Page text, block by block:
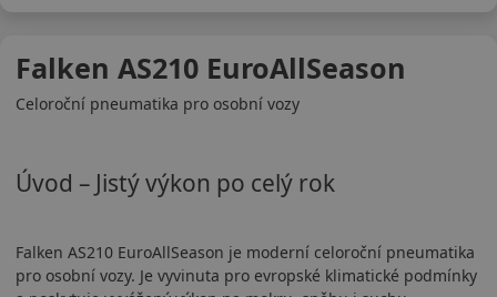
Falken AS210 EuroAllSeason
Celoroční pneumatika pro osobní vozy
Úvod – Jistý výkon po celý rok
Falken AS210 EuroAllSeason je moderní celoroční pneumatika
pro osobní vozy. Je vyvinuta pro evropské klimatické podmínky